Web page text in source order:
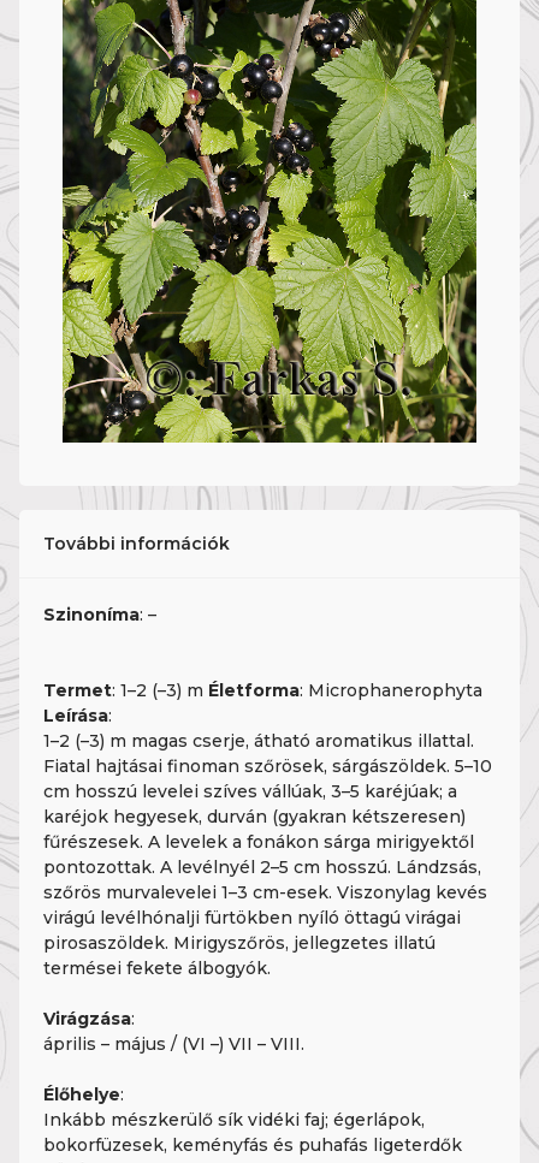
További információk
Szinoníma: –
Termet: 1–2 (–3) m Életforma: Microphanerophyta
Leírása:
1–2 (–3) m magas cserje, átható aromatikus illattal.
Fiatal hajtásai finoman szőrösek, sárgászöldek. 5–10
cm hosszú levelei szíves vállúak, 3–5 karéjúak; a
karéjok hegyesek, durván (gyakran kétszeresen)
fűrészesek. A levelek a fonákon sárga mirigyektől
pontozottak. A levélnyél 2–5 cm hosszú. Lándzsás,
szőrös murvalevelei 1–3 cm-esek. Viszonylag kevés
virágú levélhónalji fürtökben nyíló öttagú virágai
pirosaszöldek. Mirigyszőrös, jellegzetes illatú
termései fekete álbogyók.
Virágzása:
április – május / (VI –) VII – VIII.
Élőhelye:
Inkább mészkerülő sík vidéki faj; égerlápok,
bokorfüzesek, keményfás és puhafás ligeterdők